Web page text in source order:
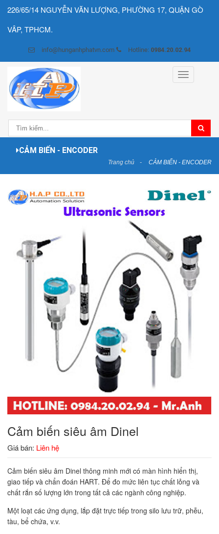
226/65/14 NGUYỄN VĂN LƯỢNG, PHƯỜNG 17, QUẬN GÒ
VÂP, TPHCM.
info@hunganhphatvn.com Hotline: 0984.20.02.94
Toggle
navigation
CẢM BIẾN - ENCODER
Trang chủ CẢM BIẾN - ENCODER
Cảm biến siêu âm Dinel
Giá bán: Liên hệ
Cảm biến siêu âm Dinel thông minh mới có màn hình hiển thị,
giao tiếp và chẩn đoán HART. Để đo mức liên tục chất lỏng và
chất rắn số lượng lớn trong tất cả các ngành công nghiệp.
Một loạt các ứng dụng, lắp đặt trực tiếp trong silo lưu trữ, phễu,
tàu, bể chứa, v.v.